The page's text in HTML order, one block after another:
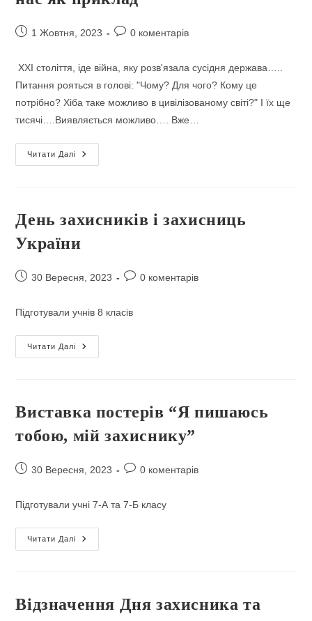
Запис1 Жовтня, 2023
Коментарі
0 коментарів
ХХІ століття, іде війна, яку розв'язала сусідня держава…..
Питання рояться в голові: "Чому? Для чого? Кому це
потрібно? Хіба таке можливо в цивілізованому світі?" І їх ще
тисячі….Виявляється можливо…. Вже…
Читати Далі
Урок
Мужності
Для
Як
Приклад”
День захисників і захисниць
України
Запис30 Вересня, 2023
Коментарі
0 коментарів
Підготували учнів 8 класів
Читати Далі
День
Захисників
Виставка постерів “Я пишаюсь
тобою, мій захиснику”
Запис30 Вересня, 2023
Коментарі
0 коментарів
Підготували учні 7-А та 7-Б класу
Читати Далі
Виставка
Постерів
Захиснику”
Відзначення Дня захисника та